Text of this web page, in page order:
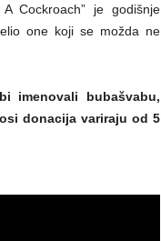
Cockroach” je godišnje
one koji se možda ne
imenovali bubašvabu,
donacija variraju od 5